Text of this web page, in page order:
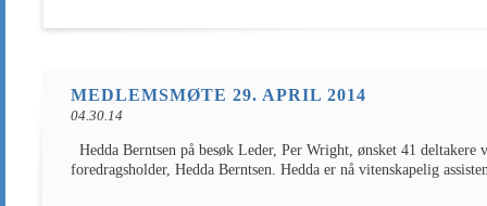
MEDLEMSMØTE 29. APRIL 2014
04.30.14
Hedda Berntsen på besøk Leder, Per Wright, ønsket 41
foredragsholder, Hedda Berntsen. Hedda er nå vitenskapelig